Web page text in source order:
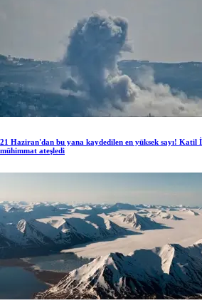
21 Haziran'dan bu yana kaydedilen en yüksek sayı! Katil
mühimmat ateşledi